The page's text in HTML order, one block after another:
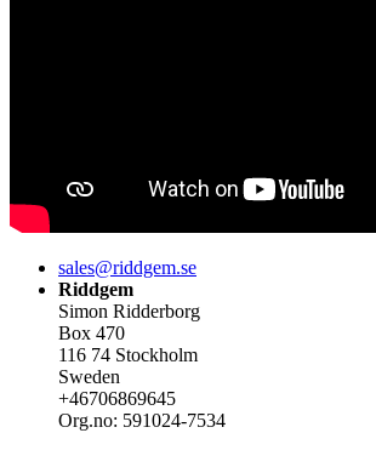
sales@riddgem.se
Riddgem
Simon Ridderborg
Box 470
116 74 Stockholm
Sweden
+46706869645
Org.no: 591024-7534